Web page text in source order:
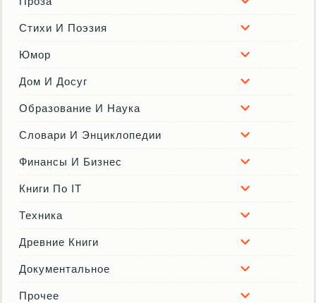
Стихи И Поэзия
Юмор
Дом И Досуг
Образование И Наука
Словари И Энциклопедии
Финансы И Бизнес
Книги По IT
Техника
Древние Книги
Документальное
Прочее